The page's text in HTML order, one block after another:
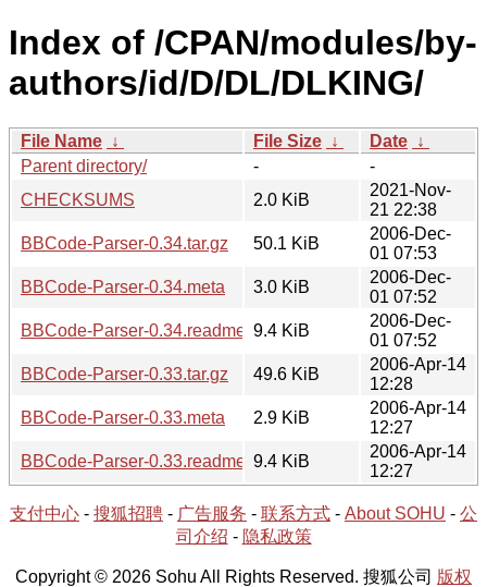
Index of /CPAN/modules/by-
authors/id/D/DL/DLKING/
File Name ↓ File Size ↓ Date ↓
Parent directory/
-
-
CHECKSUMS
2.0 KiB
2021-Nov-
21 22:38
BBCode-Parser-0.34.tar.gz
50.1 KiB
2006-Dec-
01 07:53
BBCode-Parser-0.34.meta
3.0 KiB
2006-Dec-
01 07:52
BBCode-Parser-0.34.readme 9.4 KiB
2006-Dec-
01 07:52
BBCode-Parser-0.33.tar.gz
49.6 KiB
2006-Apr-14
12:28
BBCode-Parser-0.33.meta
2.9 KiB
2006-Apr-14
12:27
BBCode-Parser-0.33.readme 9.4 KiB
2006-Apr-14
12:27
支付中心 - 搜狐招聘 - 广告服务 - 联系方式 - About SOHU - 公
司介绍 - 隐私政策
Copyright © 2026 Sohu All Rights Reserved. 搜狐公司 版权